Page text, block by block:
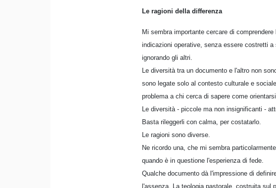
Le ragioni della differenza
Mi sembra importante cercare di
indicazioni operative, senza essere costretti
ignorando gli altri.
Le diversità tra un documento e l'altro non
sono legate solo al contesto culturale e
problema a chi cerca di sapere come
Le diversità - piccole ma non insignificanti -
Basta rileggerli con calma, per costatarlo.
Le ragioni sono diverse.
Ne ricordo una, che mi sembra
quando è in questione l'esperienza di fede.
Qualche documento dà l'impressione di
l'assenza. La teologia pastorale, costruita sul